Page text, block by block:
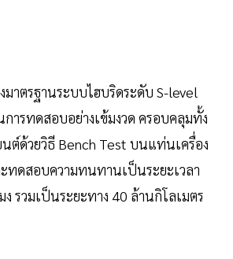
มาตรฐานระบบไฮบริดระดับ S-level
ารทดสอบอย่างเข้มงวด ครอบคลุมทั้ง
ต์ด้วยวิธี Bench Test บนแท่นเครื่อง
ทดสอบความทนทานเป็นระยะเวลา
รวมเป็นระยะทาง 40 ล้านกิโลเมตร